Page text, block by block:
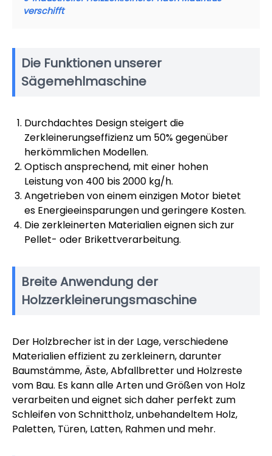
verschifft
Die Funktionen unserer
Sägemehlmaschine
Durchdachtes Design steigert die
Zerkleinerungseffizienz um 50% gegenüber
herkömmlichen Modellen.
Optisch ansprechend, mit einer hohen
Leistung von 400 bis 2000 kg/h.
Angetrieben von einem einzigen Motor bietet
es Energieeinsparungen und geringere Kosten.
Die zerkleinerten Materialien eignen sich zur
Pellet- oder Brikettverarbeitung.
Breite Anwendung der
Holzzerkleinerungsmaschine
Der Holzbrecher ist in der Lage, verschiedene
Materialien effizient zu zerkleinern, darunter
Baumstämme, Äste, Abfallbretter und Holzreste
vom Bau. Es kann alle Arten und Größen von Holz
verarbeiten und eignet sich daher perfekt zum
Schleifen von Schnittholz, unbehandeltem Holz,
Paletten, Türen, Latten, Rahmen und mehr.